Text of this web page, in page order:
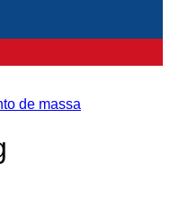
de massa